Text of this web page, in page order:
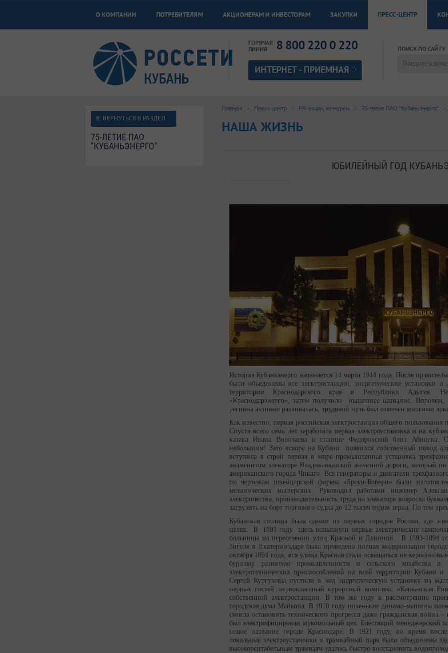
О КОМПАНИИ ПОТРЕБИТЕЛЯМ АКЦИОНЕРАМ И ИНВЕСТОРАМ ЗАКУПКИ ПРЕСС-ЦЕНТР
ГОРЯЧАЯ
ЛИНИЯ
8 800 220 0 220
ИНТЕРНЕТ - ПРИЕМНАЯ
ПОИСК ПО САЙТУ
Главная Пресс-центр PR-акции, конкурсы 75-летие ПАО "Кубаньэнерго"
НАША ЖИЗНЬ
ЮБИЛЕЙНЫЙ ГОД
История Кубаньэнерго начинается 14 марта 1944 года. После
были объединены все электростанции, энергетические установки
территории Краснодарского края и Республики Адыгея.
«Краснодарэнерго», затем получило нынешнее название.
региона активно развивалась, трудовой путь был отмечен многими
Как известно, первая российская электростанция общего
Спустя всего семь лет заработала первая электроустановка и на
казака Ивана Волочаева в станице Федоровской близ Абинска.
небольшим! Зато вскоре на Кубани появился собственный повод
вступила в строй первая в мире промышленная установка
знаменитом элеваторе Владикавказской железной дороги, который
американского города Чикаго. Все генераторы и двигатели
по чертежам швейцарской фирмы «Броуи-Бовери» были
механических мастерских. Руководил работами инженер
электричества, производительность труда на элеваторе возросла
загрузить на борт торгового судна до 12 тысяч пудов зерна. По тем
Кубанская столица была одним из первых городов России, где
целях. В 1891 году здесь вспыхнули первые электрические
больницы на пересечении улиц Красной и Длинной. В 1893-1894
Зигеля в Екатеринодаре была проведена полная модернизация
октября 1894 года, вся улица Красная стала освещаться не
бурному развитию промышленности и сельского хозяйства
электротехнических приспособлений на всей территории
Сергей Кургузовы пустили в ход энергетическую установку на
первых гостей первоклассный курортный комплекс «Кавказская
собственной электростанции. В том же году к рассмотрению
городская дума Майкопа. В 1910 году новенькие динамо-машины
смогла остановить технического прогресса даже гражданская
был электрифицирован мукомольный цех. Блестящий менеджерский
новое название городе Краснодаре. В 1921 году, во время
локальные электроустановки и трамвайный парк были объединены
высокорентабельным трамваям удалось быстро восстановить
ВЕРНУТЬСЯ В РАЗДЕЛ
75-ЛЕТИЕ ПАО
"КУБАНЬЭНЕРГО"